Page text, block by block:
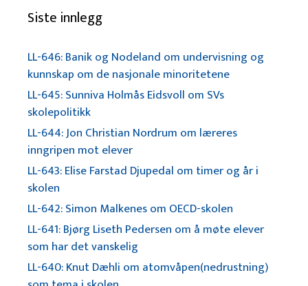
Siste innlegg
LL-646: Banik og Nodeland om undervisning og
kunnskap om de nasjonale minoritetene
LL-645: Sunniva Holmås Eidsvoll om SVs
skolepolitikk
LL-644: Jon Christian Nordrum om læreres
inngripen mot elever
LL-643: Elise Farstad Djupedal om timer og år i
skolen
LL-642: Simon Malkenes om OECD-skolen
LL-641: Bjørg Liseth Pedersen om å møte elever
som har det vanskelig
LL-640: Knut Dæhli om atomvåpen(nedrustning)